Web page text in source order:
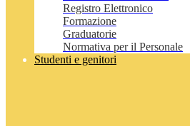
Registro Elettronico
Formazione
Graduatorie
Normativa per il Personale
Studenti e genitori